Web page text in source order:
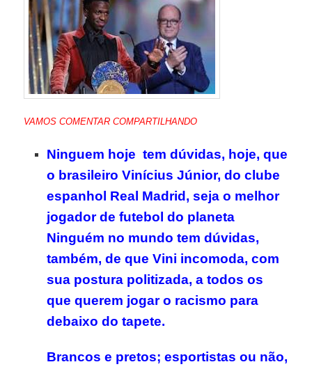
VAMOS COMENTAR COMPARTILHANDO
Ninguem hoje tem dúvidas, hoje, que
o brasileiro Vinícius Júnior, do clube
espanhol Real Madrid, seja o melhor
jogador de futebol do planeta
Ninguém no mundo tem dúvidas,
também, de que Vini incomoda, com
sua postura politizada, a todos os
que querem jogar o racismo para
debaixo do tapete.
Brancos e pretos; esportistas ou não,